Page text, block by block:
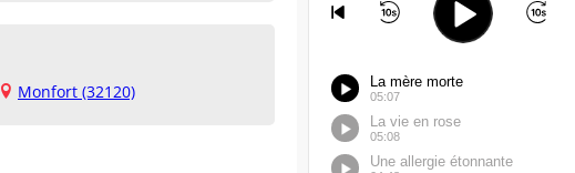
Monfort (32120)